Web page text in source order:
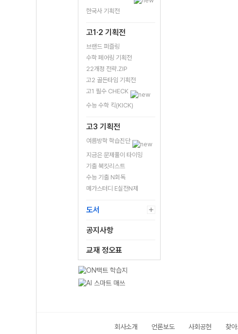
한국사 기획전
고1·2 기획전
브랜드 퍼즐링
수학 페어링 기획전
22개정 전략.ZIP
고2 골든타임 기획전
고1 필수 CHECK
수능 수학 킥(KICK)
고3 기획전
여름방학 학습진단
지금은 문제풀이 타이밍
기출 북킷리스트
수능 기출 N회독
메가스터디 E실전N제
도서
공지사항
교재 정오표
회사소개 언론보도 사회공헌 찾